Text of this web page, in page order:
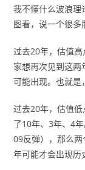
我不懂什么波浪
图看，说一个很多
过去20年，估值
家想再次见到这
可能出现。也就是
过去20年，估值
了10年、3年、4
09反弹），那么
年可能才会出现历